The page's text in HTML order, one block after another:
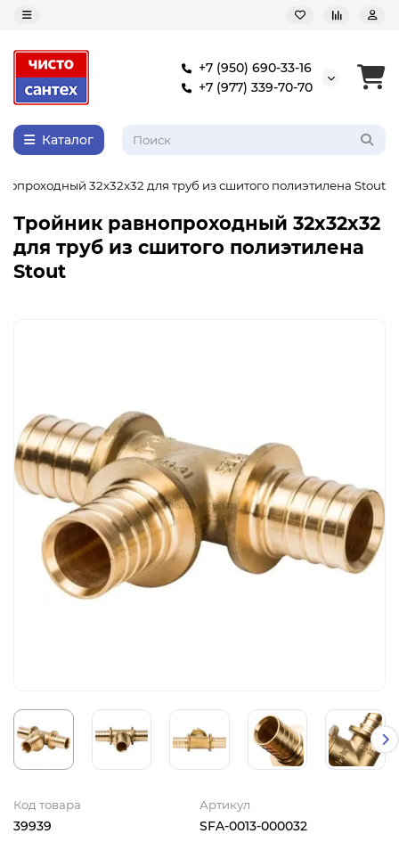
+7 (950) 690-33-16
+7 (977) 339-70-70
Каталог
32x32x32 для труб из сшитого полиэтилена Stout
Тройник равнопроходный 32x32x32
для труб из сшитого полиэтилена
Stout
Код товара
39939
Артикул
SFA-0013-000032